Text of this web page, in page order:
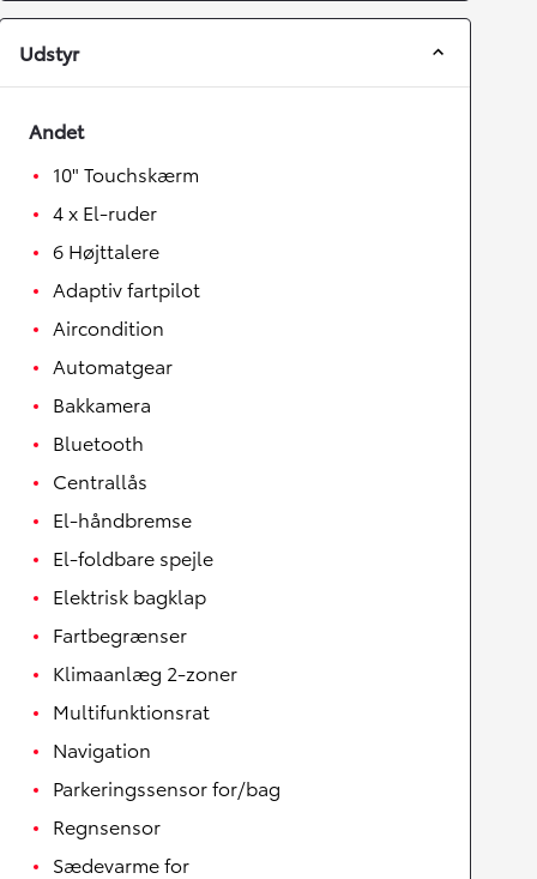
Udstyr
Andet
10" Touchskærm
4 x El-ruder
6 Højttalere
Adaptiv fartpilot
Aircondition
Automatgear
Bakkamera
Bluetooth
Centrallås
El-håndbremse
El-foldbare spejle
Elektrisk bagklap
Fartbegrænser
Klimaanlæg 2-zoner
Multifunktionsrat
Navigation
Parkeringssensor for/bag
Regnsensor
Sædevarme for